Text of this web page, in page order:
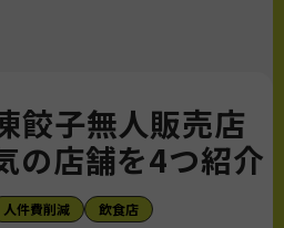
餃子無人販売店
の店舗を4つ紹介
人件費削減 飲食店